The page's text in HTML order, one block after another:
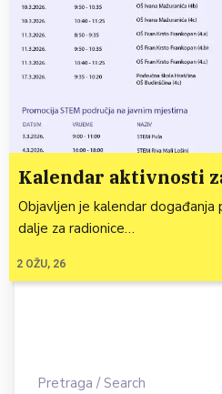
Kalendar aktivnosti
2 OŽU, 26
Objavljen je kalendar
dalje za radionice…
Pretraga / Search